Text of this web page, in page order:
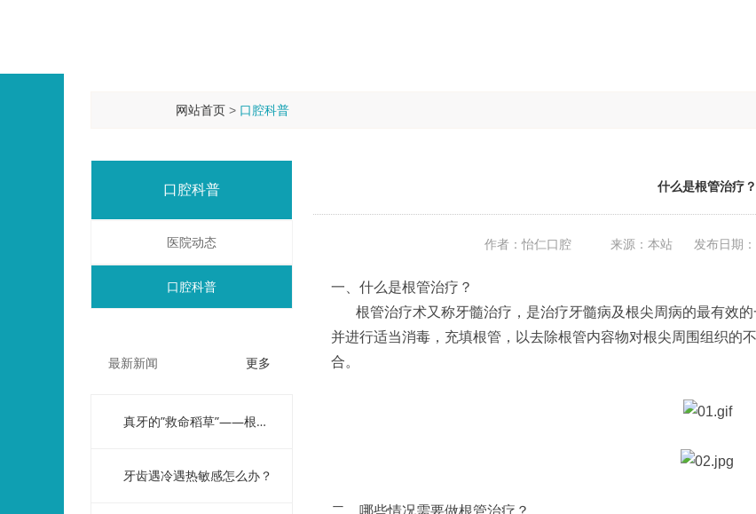
网站首页 > 口腔科普
口腔科普
医院动态
口腔科普
更多
最新新闻
真牙的”救命稻草”——根管治疗，八大问题解答
牙齿遇冷遇热敏感怎么办？
什么是根管治疗？
作者：怡仁口腔 来源：本站 发布日期
一、什么是根管治疗？
根管治疗术又称牙髓治疗，是治疗牙髓病及根尖周病的最有效的
并进行适当消毒，充填根管，以去除根管内容物对根尖周围组织的
合。
二、哪些情况需要做根管治疗？